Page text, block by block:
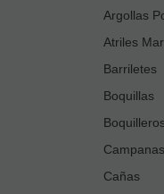
Argollas
Atriles
Barriletes
Boquillas
Campanas
Cañas